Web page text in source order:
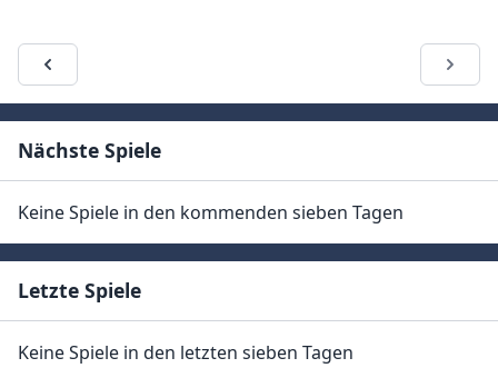
Nächste Spiele
Keine Spiele in den kommenden sieben Tagen
Letzte Spiele
Keine Spiele in den letzten sieben Tagen